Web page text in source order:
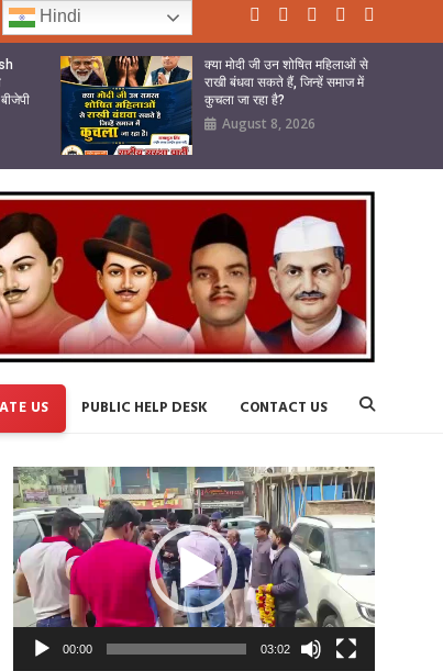
क्या मोदी जी उन शोषित महिलाओं से
राखी बंधवा सकते हैं, जिन्हें समाज में
कुचला जा रहा है?
August 8, 2026
US PUBLIC HELP DESK CONTACT US
Video
Player
00:00 03:02
Hindi